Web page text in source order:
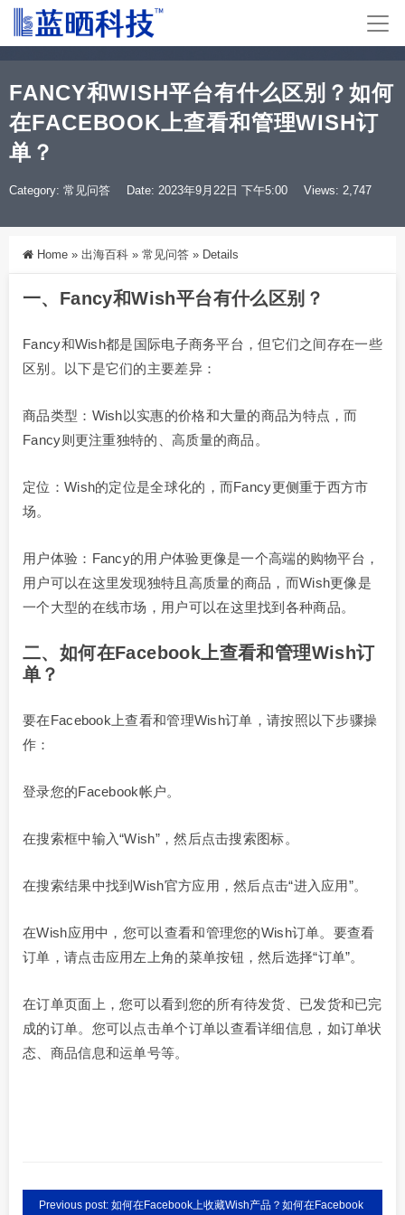
FANCY和WISH平台有什么区别？如何
在FACEBOOK上查看和管理WISH订
单？
Category: 常见问答 Date: 2023年9月22日 下午5:00 Views: 2,747
Home » 出海百科 » 常见问答 » Details
一、Fancy和Wish平台有什么区别？
Fancy和Wish都是国际电子商务平台，但它们之间存在一些
区别。以下是它们的主要差异：
商品类型：Wish以实惠的价格和大量的商品为特点，而
Fancy则更注重独特的、高质量的商品。
定位：Wish的定位是全球化的，而Fancy更侧重于西方市
场。
用户体验：Fancy的用户体验更像是一个高端的购物平台，
用户可以在这里发现独特且高质量的商品，而Wish更像是
一个大型的在线市场，用户可以在这里找到各种商品。
二、如何在Facebook上查看和管理Wish订
单？
要在Facebook上查看和管理Wish订单，请按照以下步骤操
作：
登录您的Facebook帐户。
在搜索框中输入“Wish”，然后点击搜索图标。
在搜索结果中找到Wish官方应用，然后点击“进入应用”。
在Wish应用中，您可以查看和管理您的Wish订单。要查看
订单，请点击应用左上角的菜单按钮，然后选择“订单”。
在订单页面上，您可以看到您的所有待发货、已发货和已完
成的订单。您可以点击单个订单以查看详细信息，如订单状
态、商品信息和运单号等。
Previous post: 如何在Facebook上收藏Wish产品？如何在Facebook